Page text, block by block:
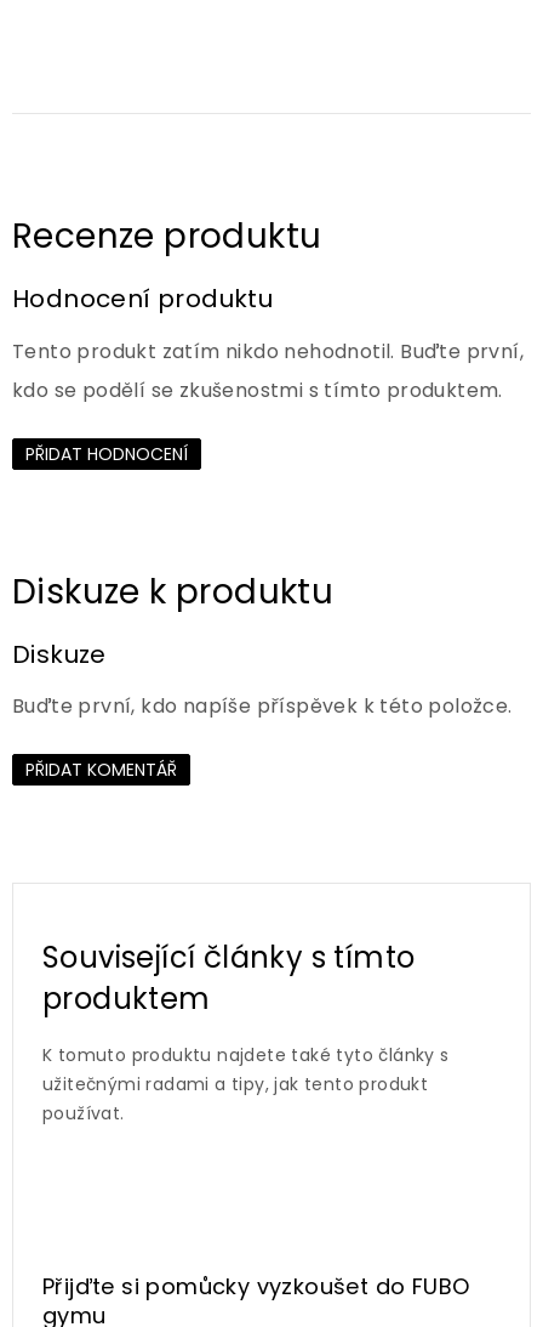
Hodnocení produktu
Tento produkt zatím nikdo nehodnotil. Buďte první,
kdo se podělí se zkušenostmi s tímto produktem.
PŘIDAT HODNOCENÍ
Diskuze
Buďte první, kdo napíše příspěvek k této položce.
PŘIDAT KOMENTÁŘ
Související články s tímto
produktem
K tomuto produktu najdete také tyto články s
užitečnými radami a tipy, jak tento produkt
používat.
Přijďte si pomůcky vyzkoušet do FUBO
gymu